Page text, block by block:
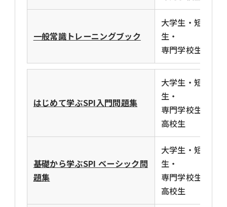
一般常識トレーニングブック
大学生・短大
生・
専門学校生
はじめて学ぶSPI入門問題集
大学生・短大
生・
専門学校生・
高校生
基礎から学ぶSPI ベーシック問
題集
大学生・短大
生・
専門学校生・
高校生